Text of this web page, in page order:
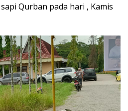
Qurban pada hari , Kamis